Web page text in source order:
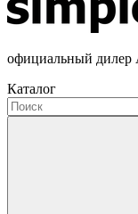
официальный дилер
Каталог